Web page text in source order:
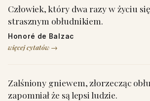
Człowiek, który dwa razy w życiu
strasznym obłudnikiem.
Honoré de Balzac
więcej cytatów →
Zalśniony gniewem, złorzecząc
zapomniał że są lepsi ludzie.